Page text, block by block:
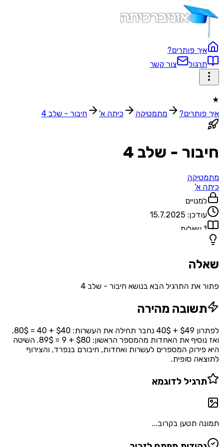
איך פותרים?
תרגול
צור קשר
★
איך פותרים?
מתמטיקה כיתה א' חיבור - שלב 4
חיבור - שלב 4
מתמטיקה
כיתה א'
למנויים
עודכן: 15.7.2025
1 שאלות
שאלה
פתור את התרגיל הבא בנושא חיבור - שלב 4
תשובה מהירה
לפתרון $49 + 40$ נחבר תחילה את העשרות: $40 + 40 = 80$,
ואז נוסיף את האחדות מהמספר הראשון: $80 + 9 = 89$. השיטה
היא פירוק המספרים לעשרות ואחדות, חיבורם בנפרד, והצירוף
לתוצאה סופית.
תרגיל לדוגמא
תמונה תטען בקרוב...